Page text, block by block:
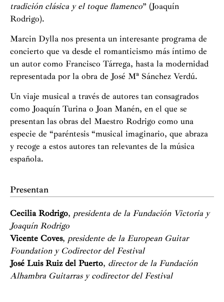
tradición clásica y el toque flamenco” (Joaquín
Rodrigo).
Marcin Dylla nos presenta un interesante programa de
concierto que va desde el romanticismo más íntimo de
un autor como Francisco Tárrega, hasta la modernidad
representada por la obra de José Mª Sánchez Verdú.
Un viaje musical a través de autores tan consagrados
como Joaquín Turina o Joan Manén, en el que se
presentan las obras del Maestro Rodrigo como una
especie de “paréntesis “musical imaginario, que abraza
y recoge a estos autores tan relevantes de la música
española.
Presentan
Cecilia Rodrigo, presidenta de la Fundación Victoria y
Joaquín Rodrigo
Vicente Coves, presidente de la European Guitar
Foundation y Codirector del Festival
José Luis Ruiz del Puerto, director de la Fundación
Alhambra Guitarras y codirector del Festival